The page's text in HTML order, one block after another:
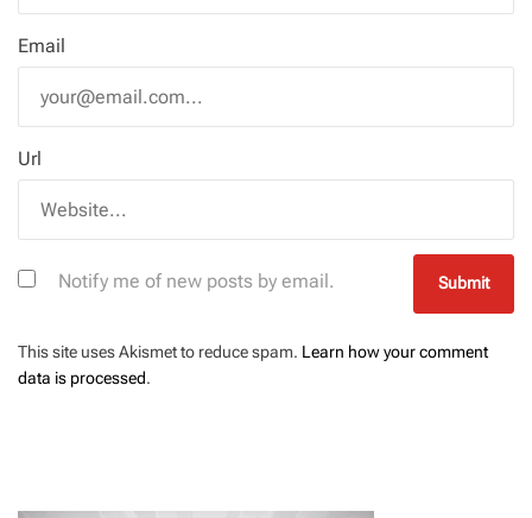
Email
Url
Notify me of new posts by email.
This site uses Akismet to reduce spam. Learn how your comment
data is processed.